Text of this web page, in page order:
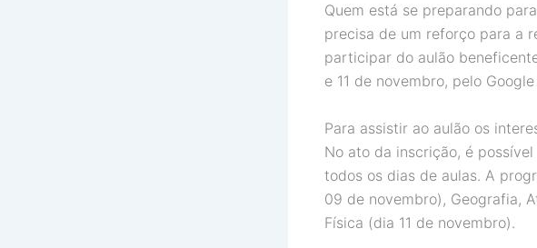
Quem está se preparando
precisa de um reforço para a
participar do aulão
e 11 de novembro, pelo
Para assistir ao aulão os
No ato da inscrição, é
todos os dias de aulas. A
09 de novembro), Geografia,
Física (dia 11 de novembro).